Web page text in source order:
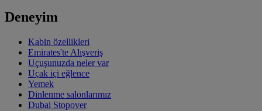
Deneyim
Kabin özellikleri
Emirates'te Alışveriş
Uçuşunuzda neler var
Uçak içi eğlence
Yemek
Dinlenme salonlarımız
Dubai Stopover